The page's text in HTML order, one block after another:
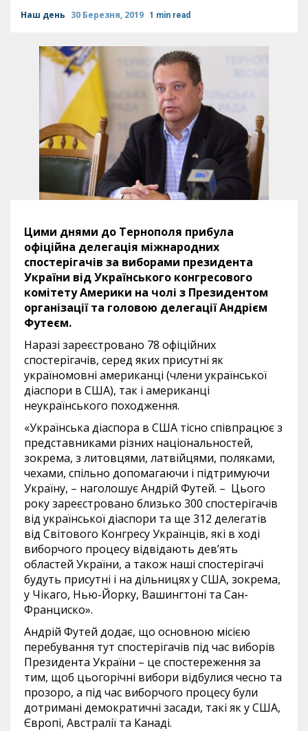
Наш день 30 Березня, 2019 1 min read
Цими днями до Тернополя прибула
офіційна делегація міжнародних
спостерігачів за виборами президента
України від Українського конгресового
комітету Америки на чолі з Президентом
організації та головою делегації Андрієм
Футеєм.
Наразі зареєстровано 78 офіційних
спостерігачів, серед яких присутні як
україномовні американці (члени української
діаспори в США), так і американці
неукраїнського походження.
«Українська діаспора в США тісно співпрацює з
представниками різних національностей,
зокрема, з литовцями, латвійцями, поляками,
чехами, спільно допомагаючи і підтримуючи
Україну, – наголошує Андрій Футей. – Цього
року зареєстровано близько 300 спостерігачів
від української діаспори та ще 312 делегатів
від Світового Конгресу Українців, які в ході
виборчого процесу відвідають дев’ять
областей України, а також наші спостерігачі
будуть присутні і на дільницях у США, зокрема,
у Чікаго, Нью-Йорку, Вашингтоні та Сан-
Франциско».
Андрій Футей додає, що основною місією
перебування тут спостерігачів під час виборів
Президента України – це спостереження за
тим, щоб цьогорічні вибори відбулися чесно та
прозоро, а під час виборчого процесу були
дотримані демократичні засади, такі як у США,
Європі, Австралії та Канаді.